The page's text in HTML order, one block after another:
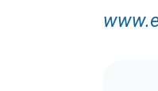
www.